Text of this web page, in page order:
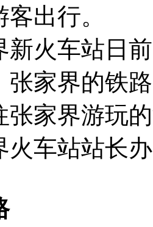
出行。
车站日前
张家界的铁
张家界游玩
站站长办